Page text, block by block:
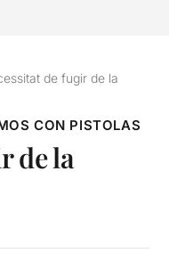
de fugir de la
CON PISTOLAS
de la